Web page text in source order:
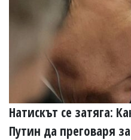
Натискът се затяга:
Путин да преговаря